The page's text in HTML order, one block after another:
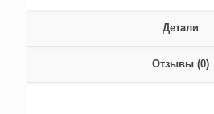
Детали
Отзывы (0)